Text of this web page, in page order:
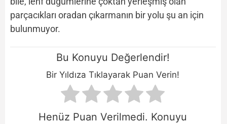
parçacıkları oradan çıkarmanın bir yolu şu an için
bulunmuyor.
Bu Konuyu Değerlendir!
Bir Yıldıza Tıklayarak Puan Verin!
Henüz Puan Verilmedi. Konuyu